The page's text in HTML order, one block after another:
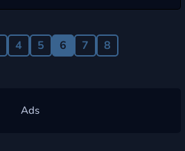
4 5 6 7 8